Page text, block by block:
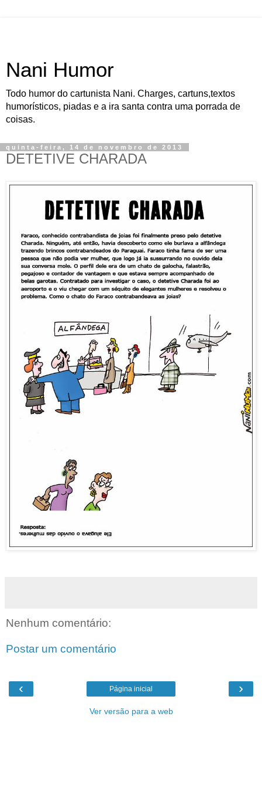
Nani Humor
Todo humor do cartunista Nani. Charges, cartuns,textos
humorísticos, piadas e a ira santa contra uma porrada de
coisas.
quinta-feira, 14 de novembro de 2013
DETETIVE CHARADA
Nenhum comentário:
Postar um comentário
‹ ›
Página inicial
Ver versão para a web